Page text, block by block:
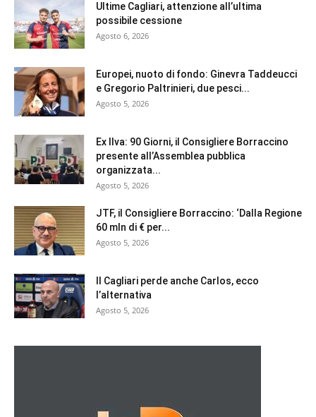
Ultime Cagliari, attenzione all’ultima
possibile cessione
Agosto 6, 2026
Europei, nuoto di fondo: Ginevra Taddeucci
e Gregorio Paltrinieri, due pesci...
Agosto 5, 2026
Ex Ilva: 90 Giorni, il Consigliere Borraccino
presente all’Assemblea pubblica
organizzata...
Agosto 5, 2026
JTF, il Consigliere Borraccino: ‘Dalla Regione
60 mln di € per...
Agosto 5, 2026
Il Cagliari perde anche Carlos, ecco
l’alternativa
Agosto 5, 2026